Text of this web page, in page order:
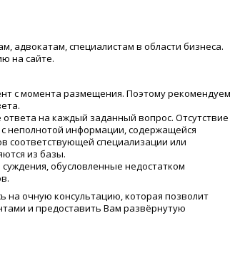
адвокатам, специалистам в области бизнеса.
на сайте.
с момента размещения. Поэтому рекомендуем
на каждый заданный вопрос. Отсутствие
неполнотой информации, содержащейся
соответствующей специализации или
из базы.
обусловленные недостатком
на очную консультацию, которая позволит
и предоставить Вам развёрнутую